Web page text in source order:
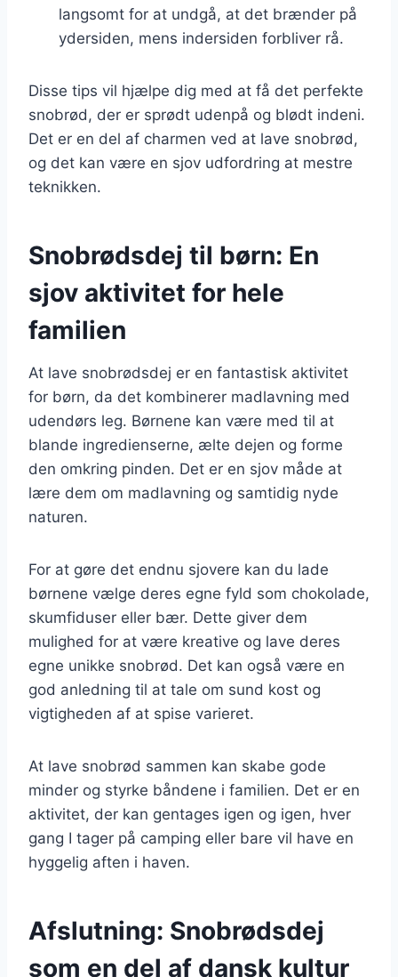
langsomt for at undgå, at det brænder på
ydersiden, mens indersiden forbliver rå.
Disse tips vil hjælpe dig med at få det perfekte
snobrød, der er sprødt udenpå og blødt indeni.
Det er en del af charmen ved at lave snobrød,
og det kan være en sjov udfordring at mestre
teknikken.
Snobrødsdej til børn: En
sjov aktivitet for hele
familien
At lave snobrødsdej er en fantastisk aktivitet
for børn, da det kombinerer madlavning med
udendørs leg. Børnene kan være med til at
blande ingredienserne, ælte dejen og forme
den omkring pinden. Det er en sjov måde at
lære dem om madlavning og samtidig nyde
naturen.
For at gøre det endnu sjovere kan du lade
børnene vælge deres egne fyld som chokolade,
skumfiduser eller bær. Dette giver dem
mulighed for at være kreative og lave deres
egne unikke snobrød. Det kan også være en
god anledning til at tale om sund kost og
vigtigheden af at spise varieret.
At lave snobrød sammen kan skabe gode
minder og styrke båndene i familien. Det er en
aktivitet, der kan gentages igen og igen, hver
gang I tager på camping eller bare vil have en
hyggelig aften i haven.
Afslutning: Snobrødsdej
som en del af dansk kultur